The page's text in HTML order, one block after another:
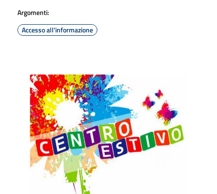
Argomenti:
Accesso all'informazione